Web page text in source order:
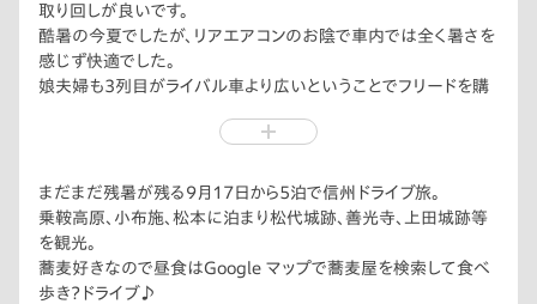
取り回しが良いです。
酷暑の今夏でしたが、リアエアコンのお陰で車内では全く暑さを
感じず快適でした。
娘夫婦も3列目がライバル車より広いということでフリードを購
まだまだ残暑が残る9月17日から5泊で信州ドライブ旅。
乗鞍高原、小布施、松本に泊まり松代城跡、善光寺、上田城跡等
を観光。
蕎麦好きなので昼食はGoogle マップで蕎麦屋を検索して食べ
歩き？ドライブ♪